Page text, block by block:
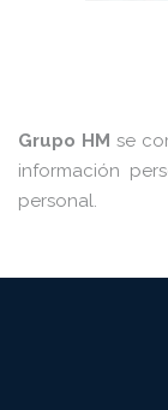
Grupo HM se
información
personal.